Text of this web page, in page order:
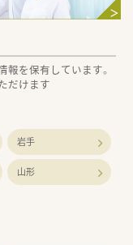
を保有しています。
だけます
岩手
山形